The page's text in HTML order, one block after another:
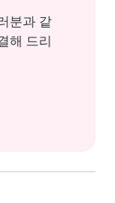
분과 같
해 드리